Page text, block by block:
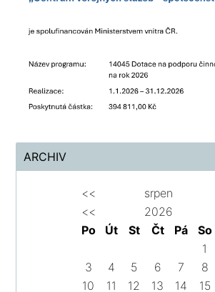
ARCHIV
<< srpen
<<
2026
Po
Út St Čt Pá So
1
3
4 5 6 7 8
10
11 12 13 14 15